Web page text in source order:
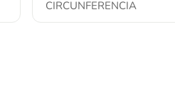
CIRCUNFERENCIA